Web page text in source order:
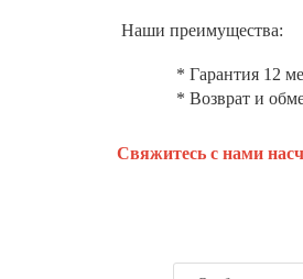
Наши преимущества:
* Гарантия 12
* Возврат и
Свяжитесь с нами